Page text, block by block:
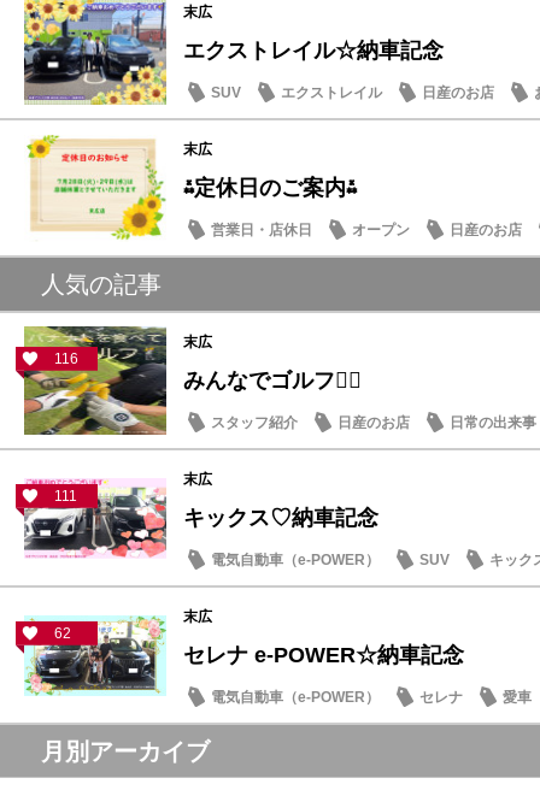
末広
エクストレイル☆納車記念
SUV エクストレイル 日産のお店
末広
⁂定休日のご案内⁂
営業日・店休日 オープン 日産のお店
人気の記事
116
末広
みんなでゴルフ🏌️‍♂️
スタッフ紹介 日産のお店 日常の出来事
111
末広
キックス♡納車記念
電気自動車（e-POWER） SUV キック
62
末広
セレナ e-POWER☆納車記念
電気自動車（e-POWER） セレナ 愛車
月別アーカイブ